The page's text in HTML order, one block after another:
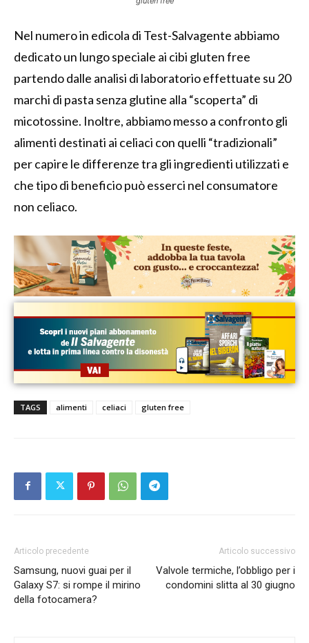
Nel numero in edicola di Test-Salvagente abbiamo
dedicato un lungo speciale ai cibi gluten free
partendo dalle analisi di laboratorio effettuate su 20
marchi di pasta senza glutine alla “scoperta” di
micotossine. Inoltre, abbiamo messo a confronto gli
alimenti destinati ai celiaci con quelli “tradizionali”
per capire le differenze tra gli ingredienti utilizzati e
che tipo di beneficio può esserci nel consumatore
non celiaco.
TAGS alimenti celiaci gluten free
Articolo precedente
Samsung, nuovi guai per il
Galaxy S7: si rompe il mirino
della fotocamera?
Articolo successivo
Valvole termiche, l’obbligo per i
condomini slitta al 30 giugno